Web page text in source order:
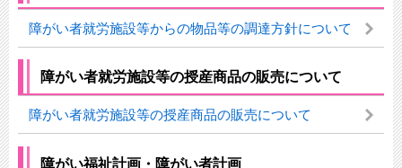
障がい者就労施設等からの物品等の調達方針について
障がい者就労施設等の授産商品の販売について
障がい者就労施設等の授産商品の販売について
障がい福祉計画・障がい者計画